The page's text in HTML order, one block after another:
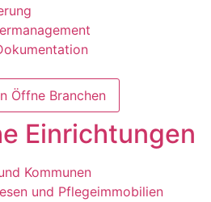
Öffne Branchen
Einrichtungen
Kommunen
und Pflegeimmobilien